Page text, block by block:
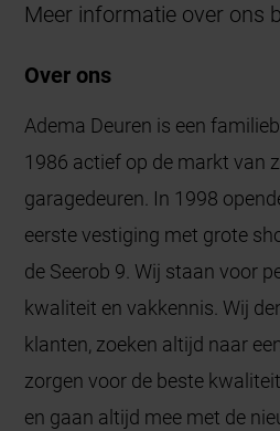
Meer informatie over ons
Over ons
Adema Deuren is een
1986 actief op de markt van
garagedeuren. In 1998
eerste vestiging met grote
de Seerob 9. Wij staan voor
kwaliteit en vakkennis. Wij
klanten, zoeken altijd naar
zorgen voor de beste
en gaan altijd mee met de